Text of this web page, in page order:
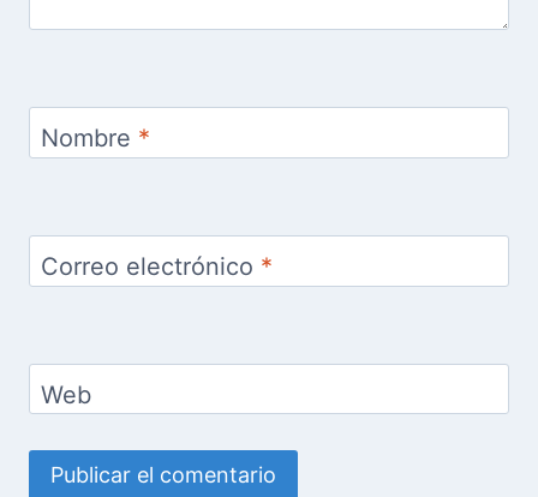
Nombre *
Correo electrónico *
Web